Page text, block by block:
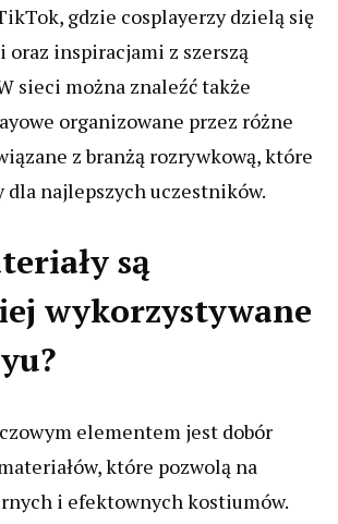
gdzie cosplayerzy dzielą się
oraz inspiracjami z szerszą
sieci można znaleźć także
organizowane przez różne
z branżą rozrywkową, które
dla najlepszych uczestników.
są
wykorzystywane
elementem jest dobór
które pozwolą na
i efektownych kostiumów.